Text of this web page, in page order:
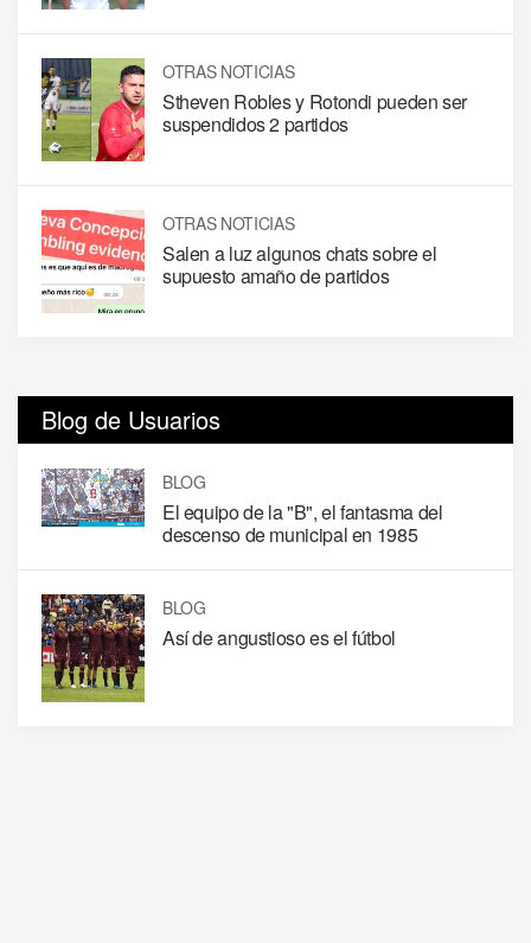
OTRAS NOTICIAS
Stheven Robles y Rotondi pueden ser
suspendidos 2 partidos
OTRAS NOTICIAS
Salen a luz algunos chats sobre el
supuesto amaño de partidos
Blog de Usuarios
BLOG
El equipo de la "B", el fantasma del
descenso de municipal en 1985
BLOG
Así de angustioso es el fútbol